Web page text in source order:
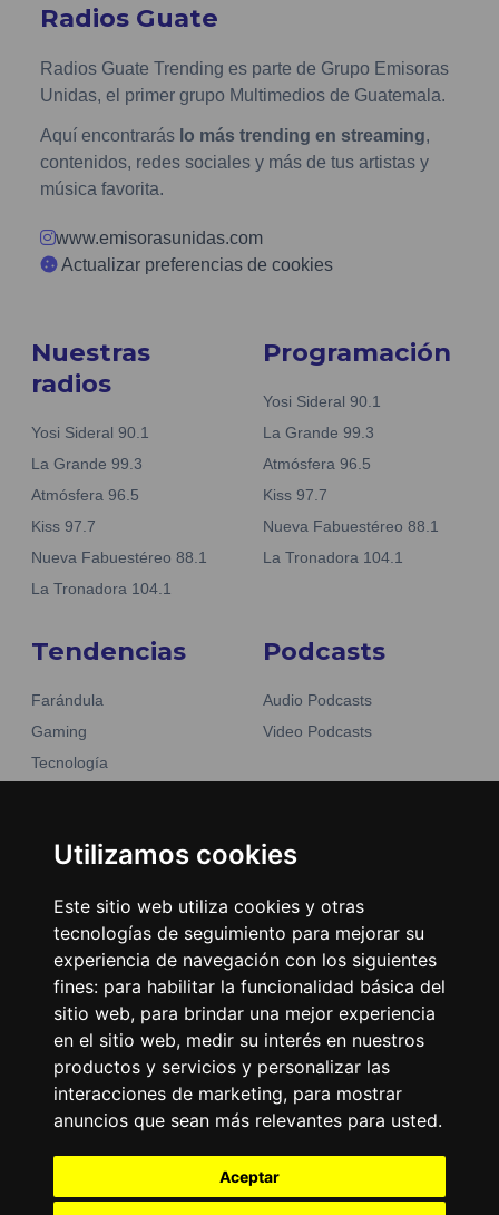
Utilizamos cookies
Este sitio web utiliza cookies y otras
tecnologías de seguimiento para mejorar su
experiencia de navegación con los siguientes
fines: para habilitar la funcionalidad básica del
sitio web, para brindar una mejor experiencia
en el sitio web, medir su interés en nuestros
productos y servicios y personalizar las
interacciones de marketing, para mostrar
anuncios que sean más relevantes para usted.
Aceptar
Radios Guate
Radios Guate Trending es parte de Grupo Emisoras
Unidas, el primer grupo Multimedios de Guatemala.
Aquí encontrarás lo más trending en streaming,
contenidos, redes sociales y más de tus artistas y
música favorita.
www.emisorasunidas.com
Actualizar preferencias de cookies
Nuestras
radios
Yosi Sideral 90.1
La Grande 99.3
Atmósfera 96.5
Kiss 97.7
Nueva Fabuestéreo 88.1
La Tronadora 104.1
Programación
Yosi Sideral 90.1
La Grande 99.3
Atmósfera 96.5
Kiss 97.7
Nueva Fabuestéreo 88.1
La Tronadora 104.1
Tendencias
Farándula
Gaming
Tecnología
Noticias
Podcasts
Audio Podcasts
Video Podcasts
Emisoras Unidas
Encuéntranos
Contacto
Términos y condiciones
Directorio